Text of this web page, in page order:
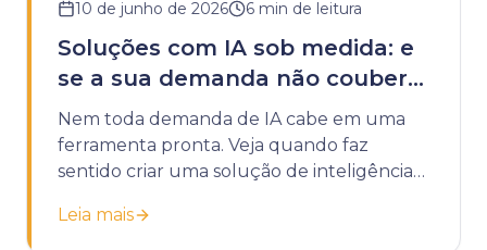
10 de junho de 2026 6 min de leitura
Soluções com IA sob medida: e
se a sua demanda não couber
em uma ferramenta pronta?
Nem toda demanda de IA cabe em uma
ferramenta pronta. Veja quando faz
sentido criar uma solução de inteligência
Leia mais